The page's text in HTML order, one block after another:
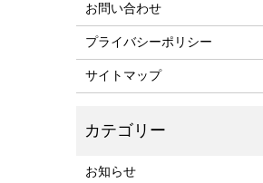
お問い合わせ
プライバシーポリシー
サイトマップ
お知らせ